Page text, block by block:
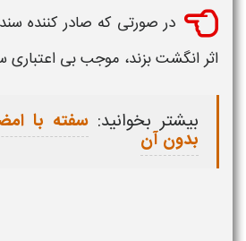
در صورتی که صادر کننده
اثر انگشت بزند، موجب بی اعتباری
بیشتر بخوانید: سفته با
بدون آن